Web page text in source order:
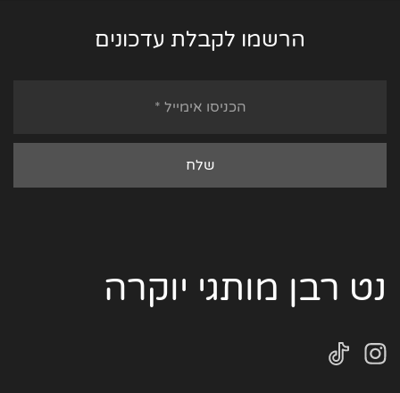
הרשמו לקבלת עדכונים
נט רבן מותגי יוקרה